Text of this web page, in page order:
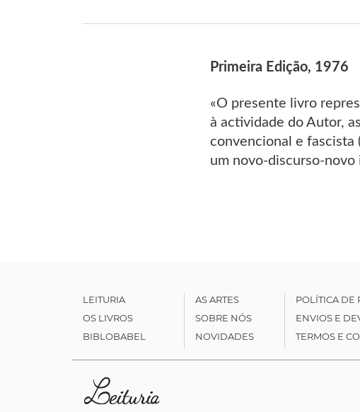
Primeira Edição, 1976
«O presente livro
à actividade do Autor,
convencional e
um novo-discurso-
LEITURIA
OS LIVROS
BIBLOBABEL
AS ARTES
SOBRE NÓS
NOVIDADES
POLÍTICA DE
ENVIOS E
TERMOS E